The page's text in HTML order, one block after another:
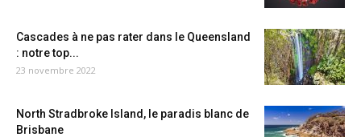
Cascades à ne pas rater dans le Queensland
: notre top...
23 novembre 2022
North Stradbroke Island, le paradis blanc de
Brisbane